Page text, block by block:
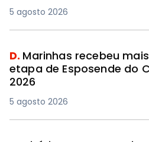
5 agosto 2026
D. Marinhas recebeu
etapa de Esposende do
2026
5 agosto 2026